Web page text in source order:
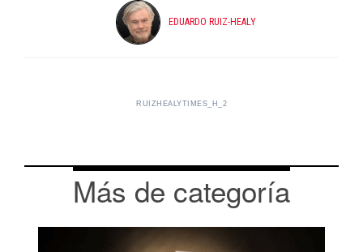
EDUARDO RUIZ-HEALY
RUIZHEALYTIMES_H_2
Más de categoría